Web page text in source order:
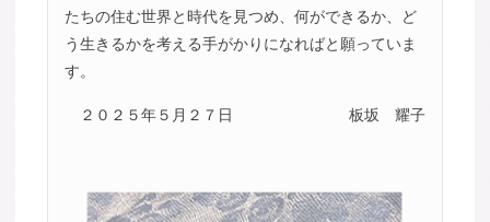
たちの住む世界と時代を見つめ、何ができるか、ど
う生きるかを考える手がかりになればと願っていま
す。
２０２５年５月２７日 板坂 耀子